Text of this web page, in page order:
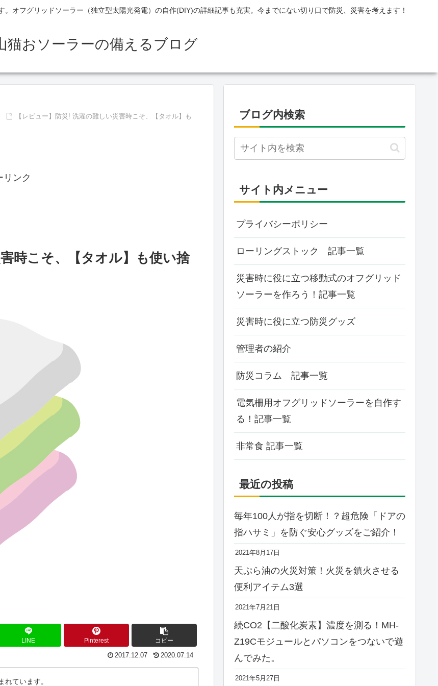
オフグリッドソーラー（独立型太陽光発電）の自作(DIY)の詳細記事も充実。今までにない切り口で防災、災害を考えます！
猫おソーラーの備えるブログ
【レビュー】防災! 洗濯の難しい災害時こそ、【タオル】も
リンク
時こそ、【タオル】も使い捨
LINE Pinterest コピー
2017.12.07 2020.07.14
れています。
ブログ内検索
サイト内メニュー
プライバシーポリシー
ローリングストック 記事一覧
災害時に役に立つ移動式のオフグリッド
ソーラーを作ろう！記事一覧
災害時に役に立つ防災グッズ
管理者の紹介
防災コラム 記事一覧
電気柵用オフグリッドソーラーを自作す
る！記事一覧
非常食 記事一覧
最近の投稿
毎年100人が指を切断！？超危険「ドアの
指ハサミ」を防ぐ安心グッズをご紹介！
2021年8月17日
天ぷら油の火災対策！火災を鎮火させる
便利アイテム3選
2021年7月21日
続CO2【二酸化炭素】濃度を測る！MH-
Z19Cモジュールとパソコンをつないで遊
んでみた。
2021年5月27日